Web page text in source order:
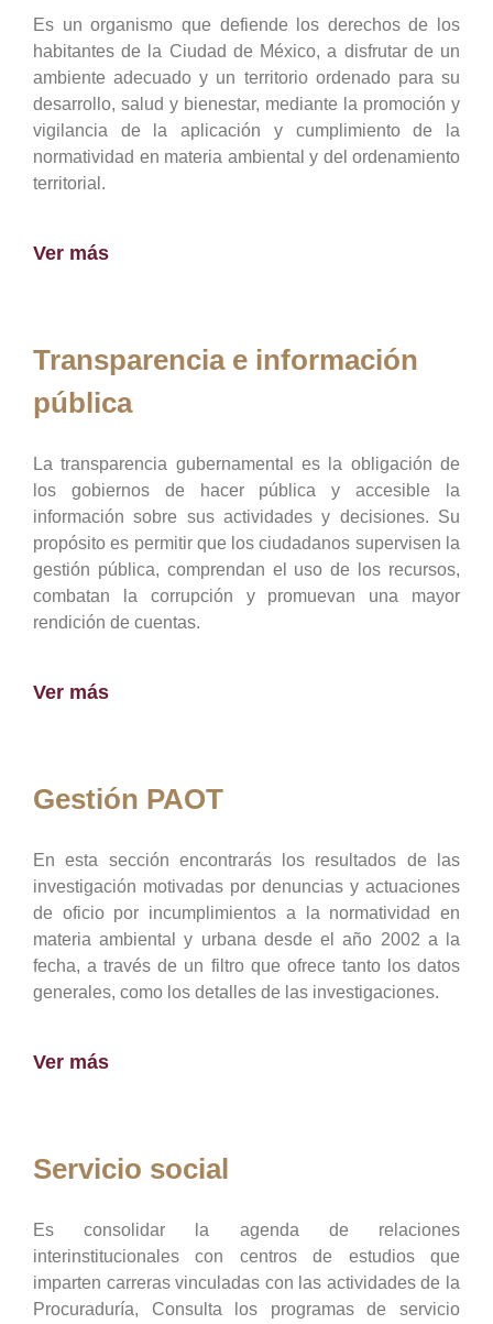
Es un organismo que defiende los derechos de los
habitantes de la Ciudad de México, a disfrutar de un
ambiente adecuado y un territorio ordenado para su
desarrollo, salud y bienestar, mediante la promoción y
vigilancia de la aplicación y cumplimiento de la
normatividad en materia ambiental y del ordenamiento
territorial.
Ver más
Transparencia e información
pública
La transparencia gubernamental es la obligación de
los gobiernos de hacer pública y accesible la
información sobre sus actividades y decisiones. Su
propósito es permitir que los ciudadanos supervisen la
gestión pública, comprendan el uso de los recursos,
combatan la corrupción y promuevan una mayor
rendición de cuentas.
Ver más
Gestión PAOT
En esta sección encontrarás los resultados de las
investigación motivadas por denuncias y actuaciones
de oficio por incumplimientos a la normatividad en
materia ambiental y urbana desde el año 2002 a la
fecha, a través de un filtro que ofrece tanto los datos
generales, como los detalles de las investigaciones.
Ver más
Servicio social
Es consolidar la agenda de relaciones
interinstitucionales con centros de estudios que
imparten carreras vinculadas con las actividades de la
Procuraduría, Consulta los programas de servicio